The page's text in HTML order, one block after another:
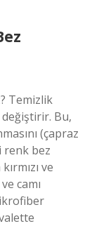
Temizlik
Bu,
(çapraz
renk bez
ve
camı